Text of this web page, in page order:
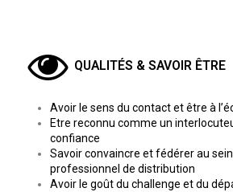
QUALITÉS & SAVOIR ÊTRE
Avoir le sens du contact et être à
Etre reconnu comme un
confiance
Savoir convaincre et fédérer au
professionnel de distribution
Avoir le goût du challenge et du